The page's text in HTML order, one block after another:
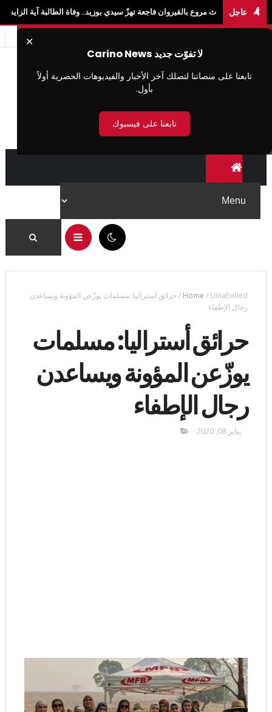
عاجل
مروع بالقيروان فاجعة تهزّ سيدي بوزيد.. وفاة الطالبة آية الزايدي في حادث "لواج"
✕
لا تفوّت جديد Carino News
تابعنا على منصاتنا لتصلك آخر الأخبار والفيديوهات الحصرية أولاً
بأول.
تابعنا على فيسبوك
Home / Unlabelled
/حرائق أستراليا: مسلمات يوزّعن المؤونة ويساعدن
رجال الإطفاء
حرائق أستراليا: مسلمات
يوزّعن المؤونة ويساعدن
رجال الإطفاء
يناير 08, 2020